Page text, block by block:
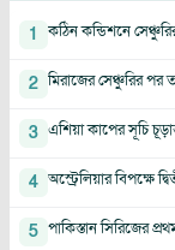
1 কঠিন কন্ডিশনে
2 মিরাজের সেঞ্চুরির পর
3 এশিয়া কাপের সূচি
4 অস্ট্রেলিয়ার বিপক্ষে
5 পাকিস্তান সিরিজের